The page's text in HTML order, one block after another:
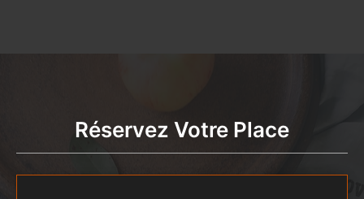
Réservez Votre Place